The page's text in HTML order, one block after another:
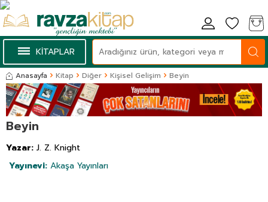
KİTAPLAR
Anasayfa Kitap Diğer Kişisel Gelişim Beyin
Beyin
Yazar: J. Z. Knight
Yayınevi: Akaşa Yayınları